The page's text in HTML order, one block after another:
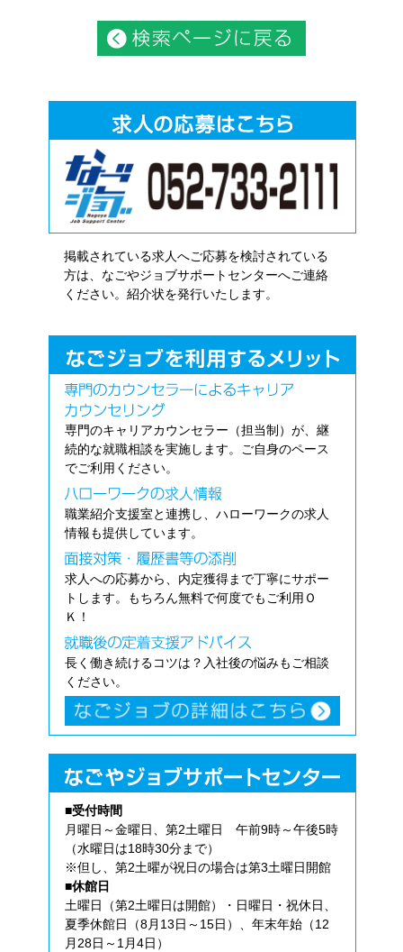
掲載されている求人へご応募を検討されている
方は、なごやジョブサポートセンターへご連絡
ください。紹介状を発行いたします。
専門のキャリアカウンセラー（担当制）が、継
続的な就職相談を実施します。ご自身のペース
でご利用ください。
職業紹介支援室と連携し、ハローワークの求人
情報も提供しています。
求人への応募から、内定獲得まで丁寧にサポー
トします。もちろん無料で何度でもご利用Ｏ
Ｋ！
長く働き続けるコツは？入社後の悩みもご相談
ください。
■受付時間
月曜日～金曜日、第2土曜日 午前9時～午後5時
（水曜日は18時30分まで）
※但し、第2土曜が祝日の場合は第3土曜日開館
■休館日
土曜日（第2土曜日は開館）・日曜日・祝休日、
夏季休館日（8月13日～15日）、年末年始（12
月28日～1月4日）